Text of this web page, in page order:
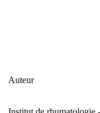
Auteur